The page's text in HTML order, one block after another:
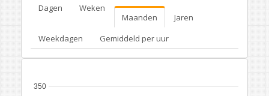
Dagen
Weken
Maanden
Jaren
Weekdagen
Gemiddeld per uur
350